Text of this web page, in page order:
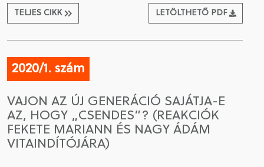
TELJES CIKK LETÖLTHETŐ PDF
2020/1. szám
VAJON AZ ÚJ GENERÁCIÓ SAJÁTJA-E
AZ, HOGY „CSENDES”? (REAKCIÓK
FEKETE MARIANN ÉS NAGY ÁDÁM
VITAINDÍTÓJÁRA)